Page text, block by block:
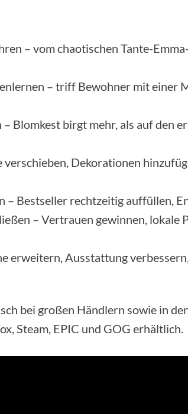
– vom chaotischen Tante-
– triff Bewohner mit einer
– Blomkest birgt mehr, als auf den
verschieben, Dekorationen
– Bestseller rechtzeitig auffüllen,
– Vertrauen gewinnen, lokale
erweitern, Ausstattung
bei großen Händlern sowie in
Steam, EPIC und GOG erhältlich.